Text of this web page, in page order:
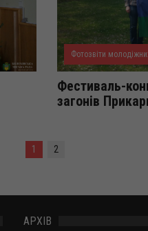
Фотозвіти
Фестиваль-
загонів
1 2
АРХІВ